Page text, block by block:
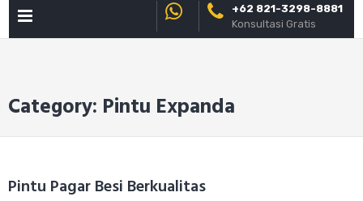
+62 821-3298-8881
Konsultasi Gratis
Category: Pintu Expanda
Pintu Pagar Besi Berkualitas